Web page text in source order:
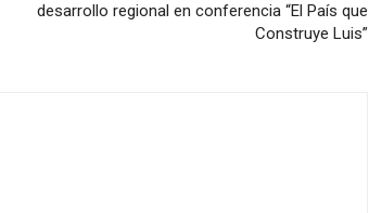
desarrollo regional en conferencia “El País que
Construye Luis”